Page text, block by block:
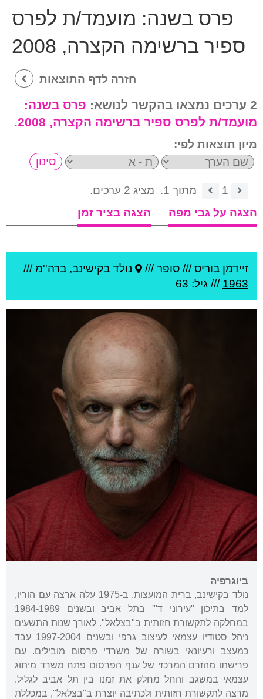
פרס בשנה: מועמד/ת לפרס
ספיר ברשימה הקצרה, 2008
חזרה לדף התוצאות
2 ערכים נמצאו בהקשר לנושא:
פרס בשנה:
מועמד/ת לפרס ספיר ברשימה הקצרה, 2008
.
מיון תוצאות לפי:
1 מתוך 1.
מציג 2 ערכים.
הצגה על גבי מפה
הצגה בציר זמן
זיידמן בוריס/// סופר /// נולד בקישינב, ברה''מ///
1963 /// גיל: 63
ביוגרפיה
נולד בקישינב, ברית המועצות. ב-1975 עלה ארצה עם הוריו,
למד בתיכון "עירוני ד"' בתל אביב ובשנים 1984-1989
במחלקה לתקשורת חזותית ב"בצלאל". לאורך שנות התשעים
ניהל סטודיו עצמאי לעיצוב גרפי ובשנים 1997-2004 עבד
כמעצב ורעיונאי בשורה של משרדי פרסום מובילים. עם
פרישתו מהזרם המרכזי של ענף הפרסום פתח משרד מיתוג
עצמאי במשגב והחל מחלק את זמנו בין תל אביב לגליל.
מרצה לתקשורת חזותית ולכתיבה יוצרת ב"בצלאל", במכללת